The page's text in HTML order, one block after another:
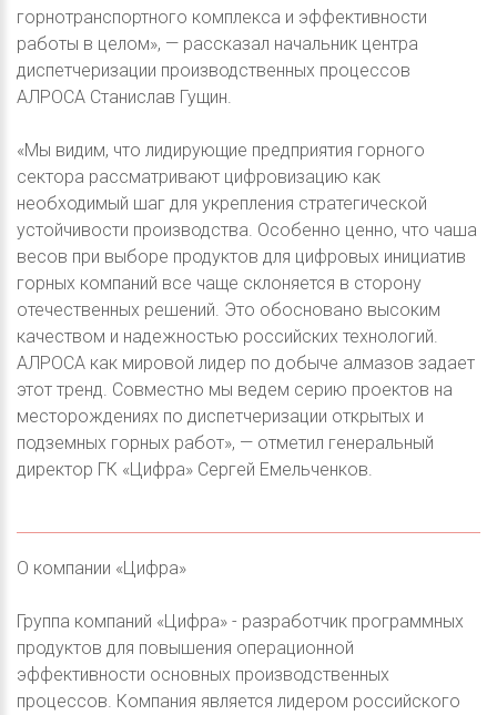
горнотранспортного комплекса и эффективности
работы в целом», — рассказал начальник центра
диспетчеризации производственных процессов
АЛРОСА Станислав Гущин.
«Мы видим, что лидирующие предприятия горного
сектора рассматривают цифровизацию как
необходимый шаг для укрепления стратегической
устойчивости производства. Особенно ценно, что чаша
весов при выборе продуктов для цифровых инициатив
горных компаний все чаще склоняется в сторону
отечественных решений. Это обосновано высоким
качеством и надежностью российских технологий.
АЛРОСА как мировой лидер по добыче алмазов задает
этот тренд. Совместно мы ведем серию проектов на
месторождениях по диспетчеризации открытых и
подземных горных работ», — отметил генеральный
директор ГК «Цифра» Сергей Емельченков.
О компании «Цифра»
Группа компаний «Цифра» - разработчик программных
продуктов для повышения операционной
эффективности основных производственных
процессов. Компания является лидером российского